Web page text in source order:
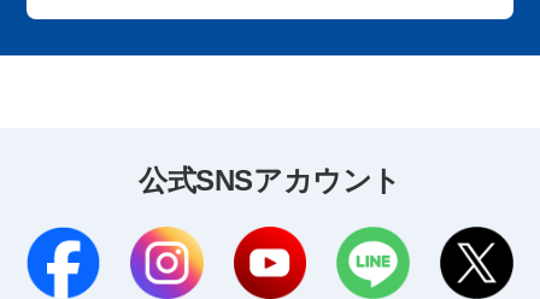
公式SNSアカウント